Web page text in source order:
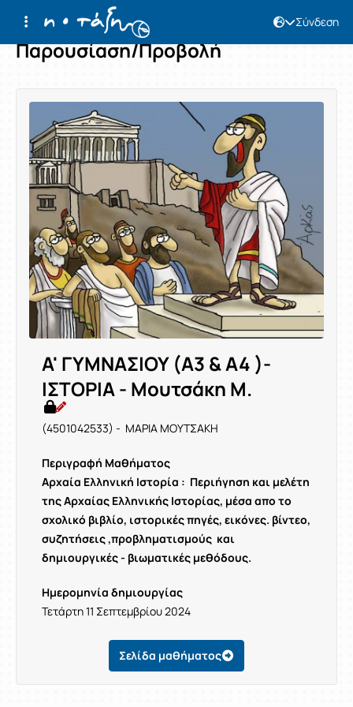
Σύνδεση
Παρουσίαση/Προβολή
Α' ΓΥΜΝΑΣΙΟΥ (Α3 & Α4 )-
ΙΣΤΟΡΙΑ - Μουτσάκη Μ.
(4501042533) - ΜΑΡΙΑ ΜΟΥΤΣΑΚΗ
Περιγραφή Μαθήματος
Αρχαία Ελληνική Ιστορία : Περιήγηση και μελέτη
της Αρχαίας Ελληνικής Ιστορίας, μέσα απο το
σχολικό βιβλίο, ιστορικές πηγές, εικόνες. βίντεο,
συζητήσεις ,προβληματισμούς και
δημιουργικές - βιωματικές μεθόδους.
Ημερομηνία δημιουργίας
Τετάρτη 11 Σεπτεμβρίου 2024
Σελίδα μαθήματος